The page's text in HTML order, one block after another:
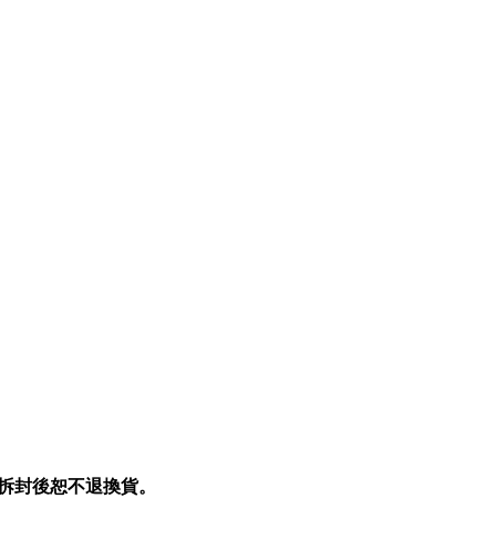
後恕不退換貨。